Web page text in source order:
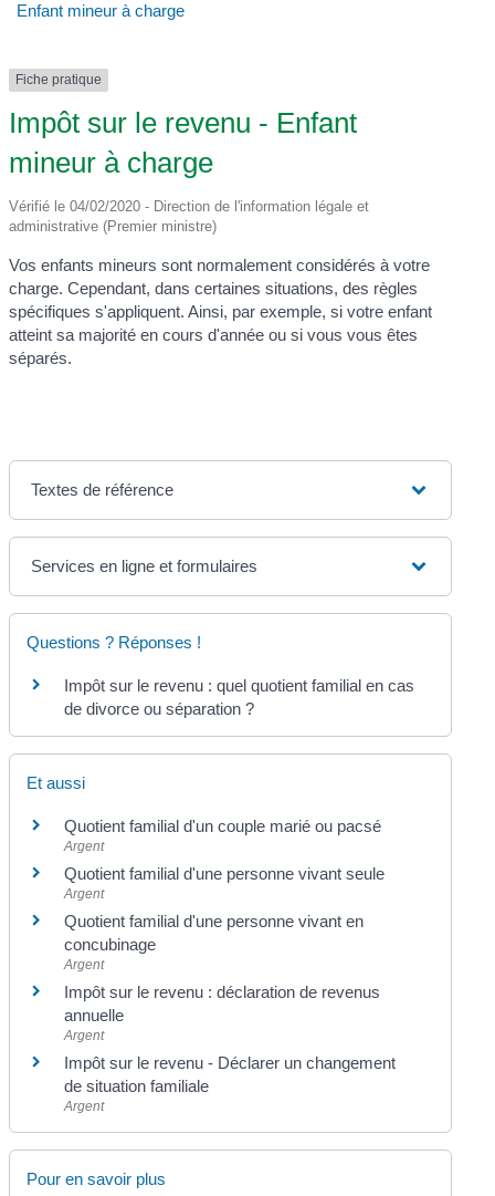
Enfant mineur à charge
Fiche pratique
Impôt sur le revenu - Enfant
mineur à charge
Vérifié le 04/02/2020 - Direction de l'information légale et
administrative (Premier ministre)
Vos enfants mineurs sont normalement considérés à votre
charge. Cependant, dans certaines situations, des règles
spécifiques s'appliquent. Ainsi, par exemple, si votre enfant
atteint sa majorité en cours d'année ou si vous vous êtes
séparés.
Textes de référence
Services en ligne et formulaires
Questions ? Réponses !
Impôt sur le revenu : quel quotient familial en cas
de divorce ou séparation ?
Et aussi
Quotient familial d'un couple marié ou pacsé
Argent
Quotient familial d'une personne vivant seule
Argent
Quotient familial d'une personne vivant en
concubinage
Argent
Impôt sur le revenu : déclaration de revenus
annuelle
Argent
Impôt sur le revenu - Déclarer un changement
de situation familiale
Argent
Pour en savoir plus